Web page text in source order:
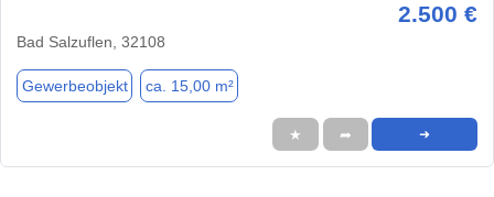
2.500 €
Bad Salzuflen, 32108
Gewerbeobjekt ca. 15,00 m²
★ ➦ ➜